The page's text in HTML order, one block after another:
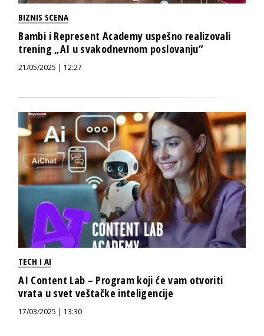
BIZNIS SCENA
Bambi i Represent Academy uspešno realizovali
trening „AI u svakodnevnom poslovanju“
21/05/2025 | 12:27
TECH I AI
AI Content Lab – Program koji će vam otvoriti
vrata u svet veštačke inteligencije
17/03/2025 | 13:30